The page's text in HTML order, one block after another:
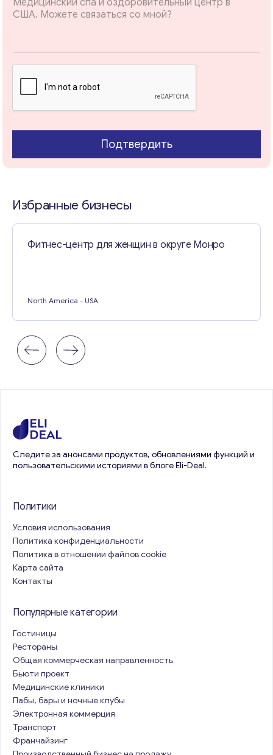
Свяжитесь со мной
а
Подтвердить
Избранные бизнесы
Фитнес-центр для женщин в округе Монро
North America - USA
Следите за анонсами продуктов, обновлениями функций и
пользовательскими историями в блоге Eli-Deal.
Политики
Условия использования
Политика конфиденциальности
Политика в отношении файлов cookie
Карта сайта
Контакты
Популярные категории
Гостиницы
Рестораны
Общая коммерческая направленность
Бьюти проект
Медицинские клиники
Пабы, бары и ночные клубы
Электронная коммерция
Транспорт
Франчайзинг